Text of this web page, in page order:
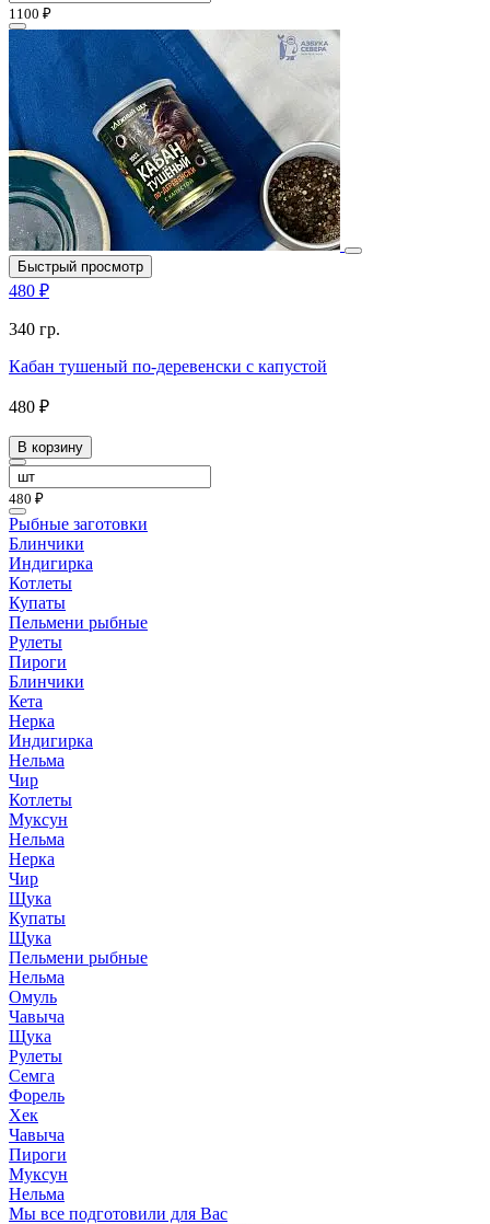
1100 ₽
Быстрый просмотр
480 ₽
340 гр.
Кабан тушеный по-деревенски с капустой
480 ₽
В корзину
480 ₽
Рыбные заготовки
Блинчики
Индигирка
Котлеты
Купаты
Пельмени рыбные
Рулеты
Пироги
Блинчики
Кета
Нерка
Индигирка
Нельма
Чир
Котлеты
Муксун
Нельма
Нерка
Чир
Щука
Купаты
Щука
Пельмени рыбные
Нельма
Омуль
Чавыча
Щука
Рулеты
Семга
Форель
Хек
Чавыча
Пироги
Муксун
Нельма
Мы все подготовили для Вас